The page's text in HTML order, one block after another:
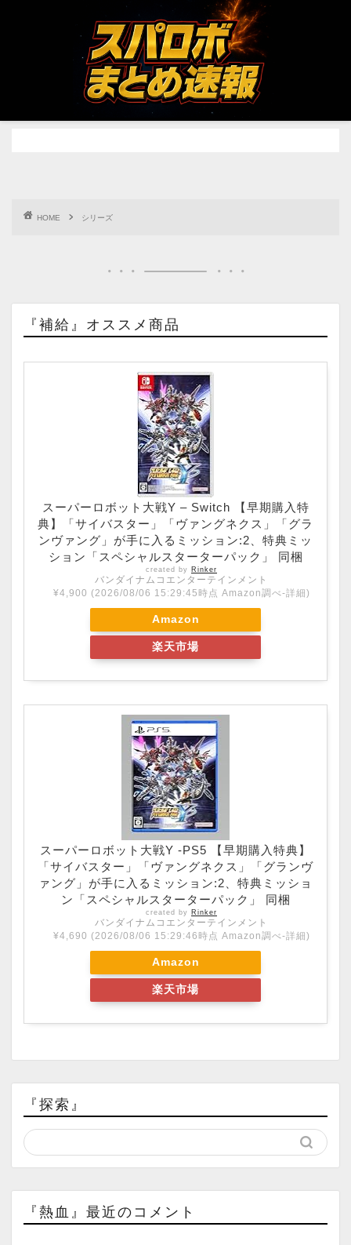
HOME シリーズ
『補給』オススメ商品
スーパーロボット大戦Y – Switch 【早期購入特
典】「サイバスター」「ヴァングネクス」「グラ
ンヴァング」が手に入るミッション:2、特典ミッ
ション「スペシャルスターターパック」 同梱
created by Rinker
バンダイナムコエンターテインメント
¥4,900 (2026/08/06 15:29:45時点 Amazon調べ-詳細)
Amazon
楽天市場
スーパーロボット大戦Y -PS5 【早期購入特典】
「サイバスター」「ヴァングネクス」「グランヴ
ァング」が手に入るミッション:2、特典ミッショ
ン「スペシャルスターターパック」 同梱
created by Rinker
バンダイナムコエンターテインメント
¥4,690 (2026/08/06 15:29:46時点 Amazon調べ-詳細)
Amazon
楽天市場
『探索』
『熱血』最近のコメント